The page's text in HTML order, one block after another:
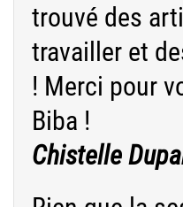
trouvé des
travailler et
! Merci pour
Biba !
Chistelle